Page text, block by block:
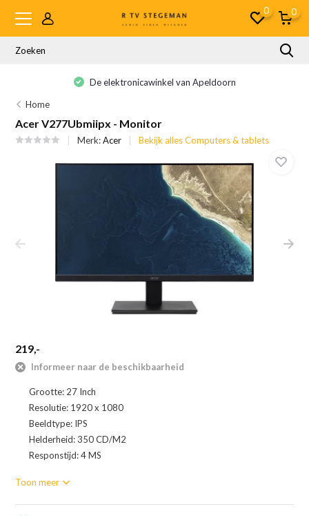
0 0
De elektronicawinkel van Apeldoorn
Home
Acer V277Ubmiipx - Monitor
Merk:Acer Bekijk alles Computers & tablets
219,-
Informeer naar de beschikbaarheid
Grootte: 27 Inch
Resolutie: 1920 x 1080
Beeldtype: IPS
Helderheid: 350 CD/M2
Responstijd: 4 MS
Toon meer